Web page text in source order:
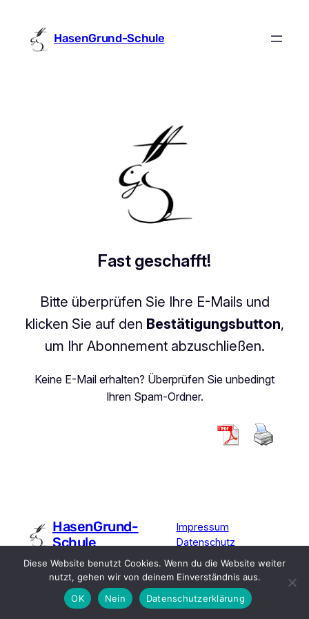
springen
HasenGrund-Schule
Fast geschafft!
Bitte überprüfen Sie Ihre E-Mails und
klicken Sie auf den Bestätigungsbutton,
um Ihr Abonnement abzuschließen.
Keine E-Mail erhalten? Überprüfen Sie unbedingt
Ihren Spam-Ordner.
HasenGrund-
Schule
Impressum
Datenschutz
Diese Website benutzt Cookies. Wenn du die Website weiter
nutzt, gehen wir von deinem Einverständnis aus.
OK
Nein Datenschutzerklärung